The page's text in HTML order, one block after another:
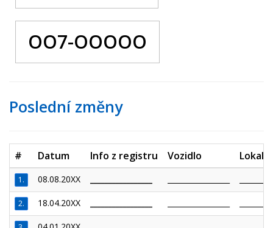
OO7-OOOOO
Poslední změny
# Datum Info z registru Vozidlo
1. 08.08.20XX
2. 18.04.20XX